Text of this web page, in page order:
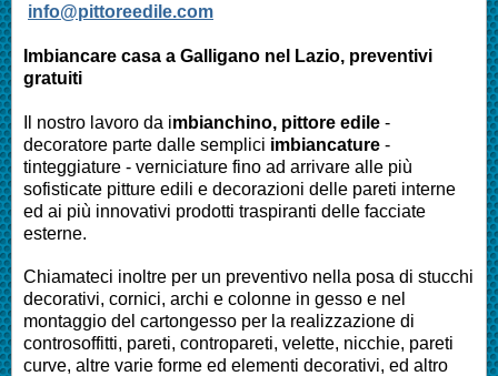
info@pittoreedile.com
Imbiancare casa a Galligano nel Lazio, preventivi
gratuiti
Il nostro lavoro da imbianchino, pittore edile -
decoratore parte dalle semplici imbiancature -
tinteggiature - verniciature fino ad arrivare alle più
sofisticate pitture edili e decorazioni delle pareti interne
ed ai più innovativi prodotti traspiranti delle facciate
esterne.
Chiamateci inoltre per un preventivo nella posa di stucchi
decorativi, cornici, archi e colonne in gesso e nel
montaggio del cartongesso per la realizzazione di
controsoffitti, pareti, contropareti, velette, nicchie, pareti
curve, altre varie forme ed elementi decorativi, ed altro